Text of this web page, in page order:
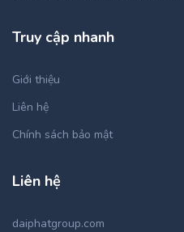
Truy cập nhanh
Giới thiệu
Liên hệ
Chính sách bảo mật
Liên hệ
daiphatgroup.com